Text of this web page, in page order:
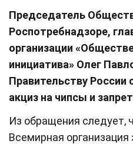
Председатель
Роспотребнадзоре,
организации
инициатива» Олег
Правительству
акциз на чипсы и
Из обращения следует,
Всемирная организация